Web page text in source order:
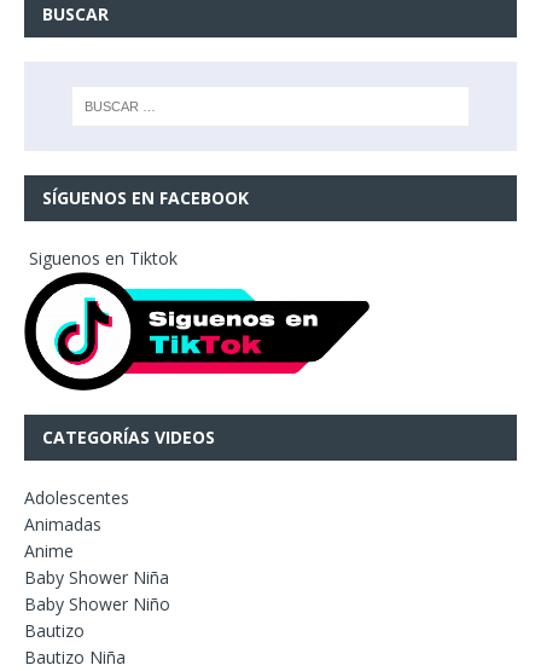
BUSCAR
SÍGUENOS EN FACEBOOK
Siguenos en Tiktok
CATEGORÍAS VIDEOS
Adolescentes
Animadas
Anime
Baby Shower Niña
Baby Shower Niño
Bautizo
Bautizo Niña